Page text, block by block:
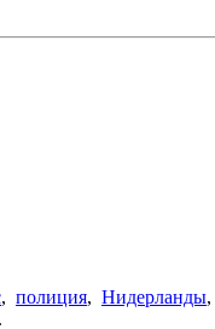
, полиция, Нидерланды,